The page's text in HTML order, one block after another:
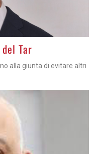
Tar
alla giunta di evitare altri